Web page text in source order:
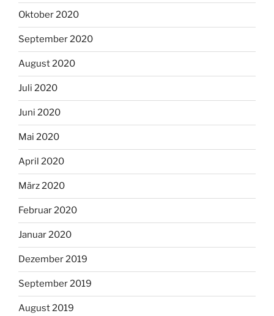
Oktober 2020
September 2020
August 2020
Juli 2020
Juni 2020
Mai 2020
April 2020
März 2020
Februar 2020
Januar 2020
Dezember 2019
September 2019
August 2019